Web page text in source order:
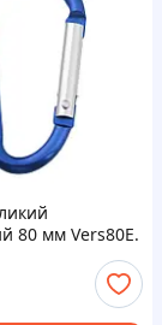
80 мм Vers80E.
для ключів
для